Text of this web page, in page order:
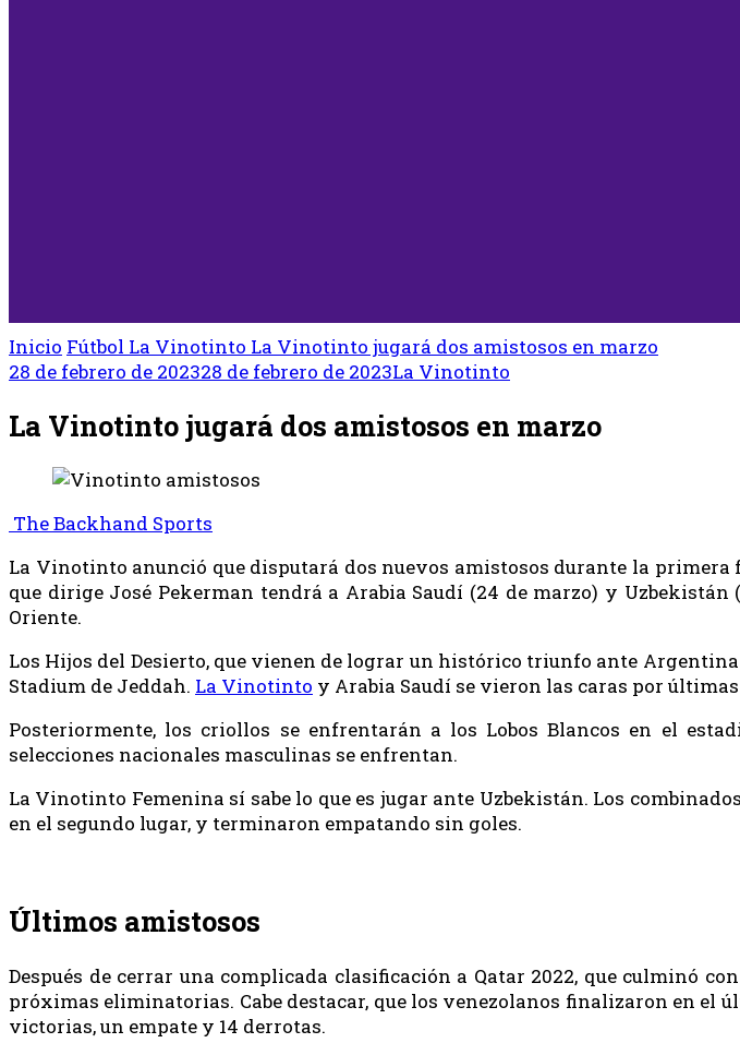
Inicio Fútbol La Vinotinto La Vinotinto jugará dos amistosos en marzo
28 de febrero de 202328 de febrero de 2023La Vinotinto
La Vinotinto jugará dos amistosos en marzo
The Backhand Sports
La Vinotinto anunció que disputará dos nuevos amistosos durante la primera
que dirige José Pekerman tendrá a Arabia Saudí (24 de marzo) y
Oriente.
Los Hijos del Desierto, que vienen de lograr un histórico triunfo ante
Stadium de Jeddah. La Vinotinto y Arabia Saudí se vieron las caras por
Posteriormente, los criollos se enfrentarán a los Lobos Blancos en el
selecciones nacionales masculinas se enfrentan.
La Vinotinto Femenina sí sabe lo que es jugar ante Uzbekistán. Los
en el segundo lugar, y terminaron empatando sin goles.
Últimos amistosos
Después de cerrar una complicada clasificación a Qatar 2022, que culminó
próximas eliminatorias. Cabe destacar, que los venezolanos finalizaron en el
victorias, un empate y 14 derrotas.